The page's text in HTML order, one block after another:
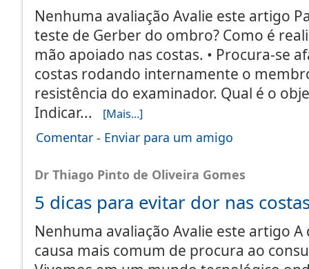
Nenhuma avaliação Avalie este artigo
teste de Gerber do ombro? Como é
mão apoiado nas costas. • Procura-se
costas rodando internamente o
resistência do examinador. Qual é o
Indicar...
[Mais...]
Comentar - Enviar para um amigo
Dr Thiago Pinto de Oliveira Gomes
5 dicas para evitar dor nas
Nenhuma avaliação Avalie este artigo
causa mais comum de procura ao